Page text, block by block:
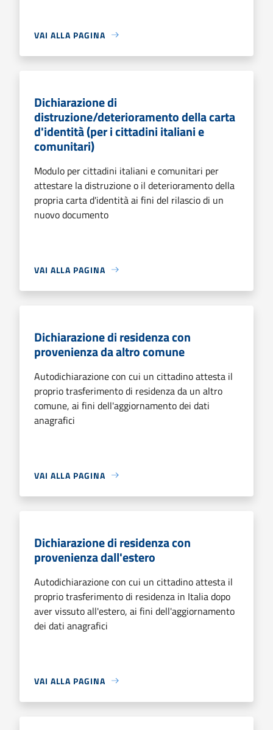
VAI ALLA PAGINA
Dichiarazione di
distruzione/deterioramento della carta
d'identità (per i cittadini italiani e
comunitari)
Modulo per cittadini italiani e comunitari per
attestare la distruzione o il deterioramento della
propria carta d'identità ai fini del rilascio di un
nuovo documento
VAI ALLA PAGINA
Dichiarazione di residenza con
provenienza da altro comune
Autodichiarazione con cui un cittadino attesta il
proprio trasferimento di residenza da un altro
comune, ai fini dell'aggiornamento dei dati
anagrafici
VAI ALLA PAGINA
Dichiarazione di residenza con
provenienza dall'estero
Autodichiarazione con cui un cittadino attesta il
proprio trasferimento di residenza in Italia dopo
aver vissuto all'estero, ai fini dell'aggiornamento
dei dati anagrafici
VAI ALLA PAGINA